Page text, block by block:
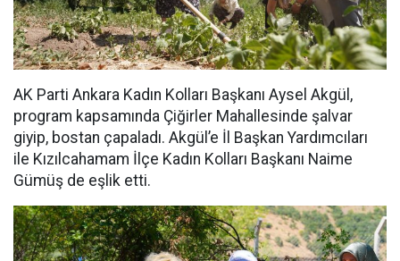
AK Parti Ankara Kadın Kolları Başkanı Aysel Akgül,
program kapsamında Çiğirler Mahallesinde şalvar
giyip, bostan çapaladı. Akgül’e İl Başkan Yardımcıları
ile Kızılcahamam İlçe Kadın Kolları Başkanı Naime
Gümüş de eşlik etti.